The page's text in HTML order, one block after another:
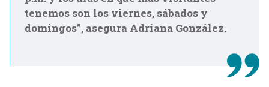
tenemos son los viernes, sábados y
domingos”, asegura Adriana González.